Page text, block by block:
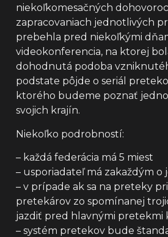
niekoľkomesačných
zapracovaniach jednotlivých
prebehla pred niekoľkými
videokonferencia, na ktorej
dohodnutá podoba
podstate pôjde o seriál
ktorého budeme poznať
svojich krajín.
Niekoľko podrobností:
– každá federácia má 5 miest
– usporiadateľ má zakaždým o
– v prípade ak sa na preteky
pretekárov zo spomínanej
jazdiť pred hlavnými pretekmi
– systém pretekov bude